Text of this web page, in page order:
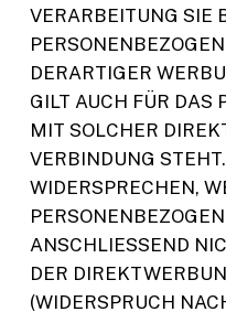
VERARBEITUNG SIE
DERARTIGER
GILT AUCH FÜR DAS
MIT SOLCHER
VERBINDUNG
WIDERSPRECHEN,
ANSCHLIESSEND
DER
(WIDERSPRUCH